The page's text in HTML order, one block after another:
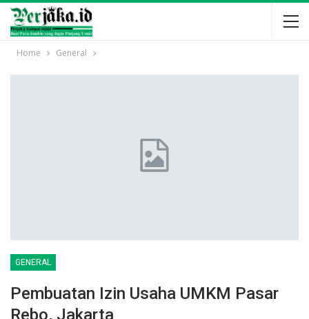
Home General
GENERAL
Pembuatan Izin Usaha UMKM Pasar
Rebo, Jakarta